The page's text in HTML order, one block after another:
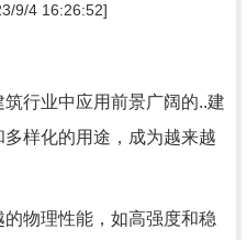
9/4 16:26:52]
行业中应用前景广阔的..建
样化的用途，成为越来越
物理性能，如高强度和稳